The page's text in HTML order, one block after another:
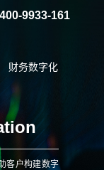
财务数字化
400-9933-161
客户构建数字